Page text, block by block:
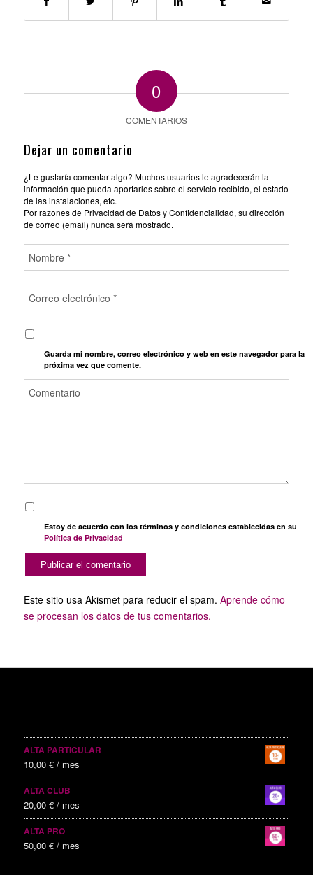
0
COMENTARIOS
Dejar un comentario
¿Le gustaría comentar algo? Muchos usuarios le agradecerán la
información que pueda aportarles sobre el servicio recibido, el estado
de las instalaciones, etc.
Por razones de Privacidad de Datos y Confidencialidad, su dirección
de correo (email) nunca será mostrado.
Guarda mi nombre, correo electrónico y web en este navegador para la
próxima vez que comente.
Estoy de acuerdo con los términos y condiciones establecidas en su
Política de Privacidad
Este sitio usa Akismet para reducir el spam. Aprende cómo
se procesan los datos de tus comentarios.
ALTA PARTICULAR
10,00 € / mes
ALTA CLUB
20,00 € / mes
ALTA PRO
50,00 € / mes